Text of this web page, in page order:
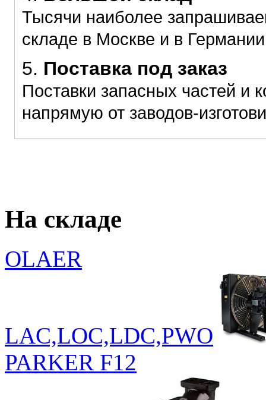
Тысячи наиболее
складе в Москве и в Германии
5. Поставка под заказ
Поставки запасных частей и
напрямую от заводов-
На складе
OLAER
LAC,LOC,LDC,PWO
PARKER F12